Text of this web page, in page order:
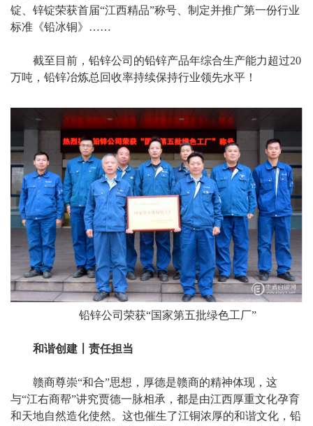
锭、锌锭荣获首届“江西精品”称号、制定并推广第一份行业
标准《铅冰铜》……
截至目前，铅锌公司的铅锌产品年综合生产能力超过20
万吨，铅锌冶炼总回收率持续保持行业领先水平！
铅锌公司荣获“国家第五批绿色工厂”
和谐创建〡责任担当
赣商尊崇“和合”思想，厚德是赣商的精神体现，这
与“江右商帮”讲究贾德一脉相承，都是由江西厚重文化孕育
和天地自然造化使然。这也催生了江铜浓厚的和谐文化，铅